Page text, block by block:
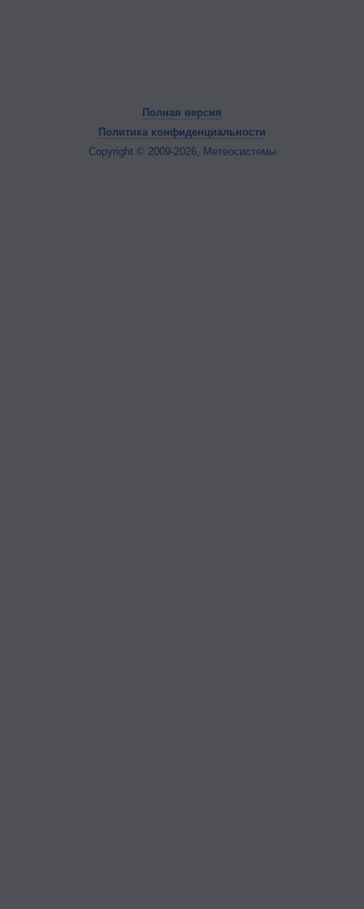
Полная версия
Политика конфиденциальности
Copyright © 2009-2026, Метеосистемы